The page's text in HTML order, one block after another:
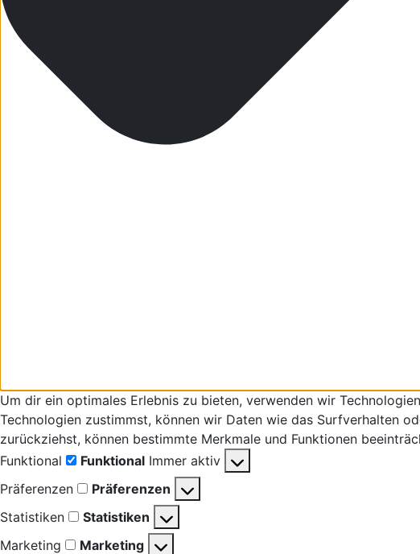
Um dir ein optimales Erlebnis zu bieten, verwenden wir
Technologien zustimmst, können wir Daten wie das Surfverhalten
zurückziehst, können bestimmte Merkmale und Funktionen
Funktional
Funktional Immer aktiv
Präferenzen
Präferenzen
Statistiken
Statistiken
Marketing
Marketing